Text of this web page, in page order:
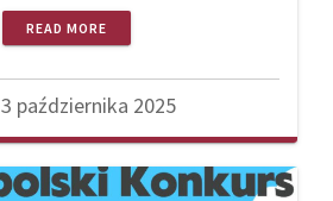
READ MORE
3 października 2025